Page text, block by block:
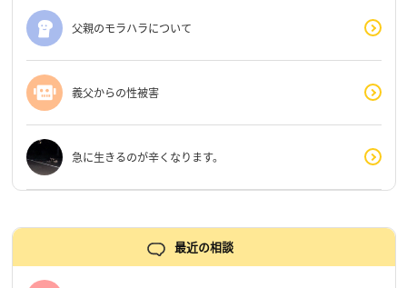
父親のモラハラについて
義父からの性被害
急に生きるのが辛くなります。
最近の相談